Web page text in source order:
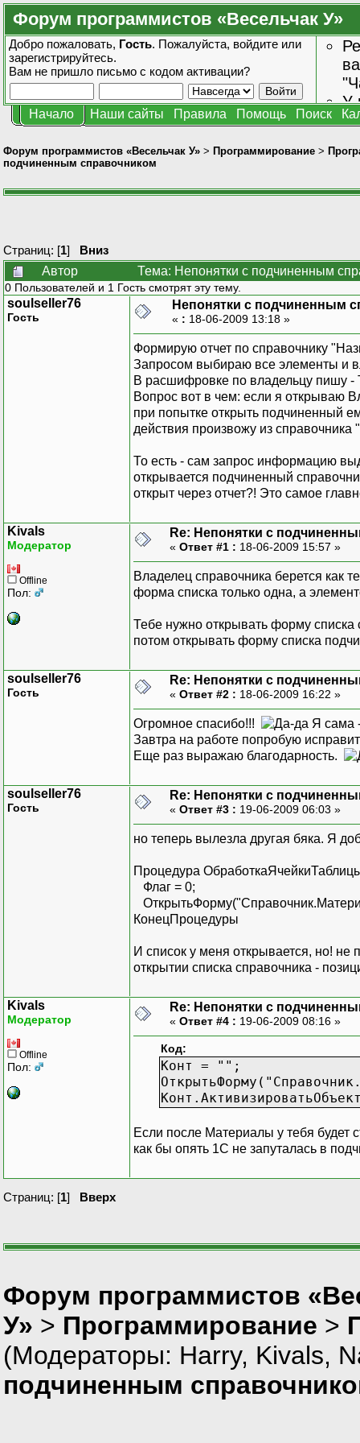
Форум программистов «Весельчак У»
Добро пожаловать, Гость. Пожалуйста, войдите или
зарегистрируйтесь.
Вам не пришло письмо с кодом активации?
У
Начало Наши сайты Правила Помощь Поиск
Форум программистов «Весельчак У» > Программирование >
подчиненным справочником
Страниц: [1] Вниз
Автор
Тема: Непонятки с подчиненным
0 Пользователей и 1 Гость смотрят эту тему.
soulseller76
Гость
Непонятки с подчиненным
« : 18-06-2009 13:18 »
Формирую отчет по справочнику
Запросом выбираю все элементы и
В расшифровке по владельцу пишу -
Вопрос вот в чем: если я открываю
при попытке открыть подчиненный
действия произвожу из
То есть - сам запрос информацию
открывается подчиненный
открыт через отчет?! Это самое
Kivals
Модератор
Offline
Пол:
Re: Непонятки с
« Ответ #1 : 18-06-2009 15:57 »
Владелец справочника берется как
форма списка только одна, а
Тебе нужно открывать форму списка
потом открывать форму списка
soulseller76
Гость
Re: Непонятки с
« Ответ #2 : 18-06-2009 16:22 »
Огромное спасибо!!!
Я сама
Завтра на работе попробую
Еще раз выражаю благодарность.
soulseller76
Гость
Re: Непонятки с
« Ответ #3 : 19-06-2009 06:03 »
но теперь вылезла другая бяка. Я
Процедура
Флаг = 0;
КонецПроцедуры
И список у меня открывается, но! не
открытии списка справочника -
Kivals
Модератор
Offline
Пол:
Re: Непонятки с
« Ответ #4 : 19-06-2009 08:16 »
Код:
Конт = "";
Если после Материалы у тебя будет
как бы опять 1С не запуталась в
Страниц: [1] Вверх
Форум программистов
У» > Программирование >
(Модераторы: Harry, Kivals,
подчиненным